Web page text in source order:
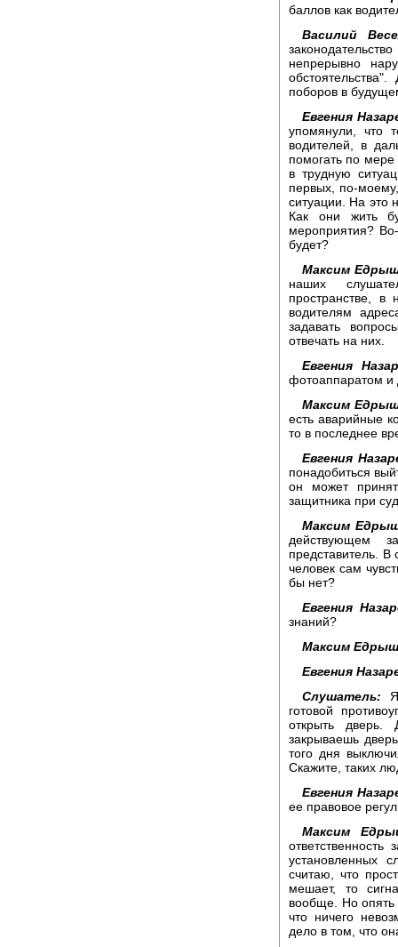
баллов как
Василий
непрерывно
поборов в
Евгения
упомянули, что
водителей, в
помогать по
в трудную
первых, по-
ситуации. На это
Как они жить
мероприятия?
будет?
Максим
наших
пространстве, в
водителям
задавать
отвечать на них.
Евгения
фотоаппаратом и
Максим
есть аварийные
то в последнее
Евгения
понадобиться
он может
защитника при
Максим
действующем
представитель.
человек сам
бы нет?
Евгения
знаний?
Максим
Евгения
Слушатель:
готовой
открыть дверь.
закрываешь
того дня
Скажите, таких
Евгения
ее правовое
Максим
установленных
считаю, что
мешает, то
вообще. Но опять
что ничего
дело в том, что